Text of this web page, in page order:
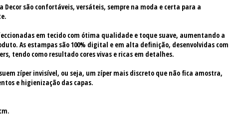
Decor são confortáveis, versáteis, sempre na moda e certa para a
em tecido com ótima qualidade e toque suave, aumentando a
As estampas são 100% digital e em alta definição, desenvolvidas com
tendo como resultado cores vivas e ricas em detalhes.
zíper invisível, ou seja, um zíper mais discreto que não fica amostra,
e higienização das capas.